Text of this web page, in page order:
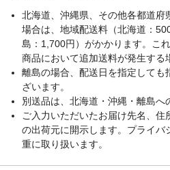
梱包サイズー高さ
（cm）
94
梱包サイズー縦
（cm）
47
梱包サイズー横
（cm）
クッション材
ウレタンフォ
ひじ掛け有無
有り
リクライニング機能
北海道、沖縄県、その他各都道府
場合は、地域配送料（北海道：
島：1,700円）がかかります。こ
商品において追加送料が発生する
離島の場合、配送日を指定しても
ざいます。
別送品は、北海道・沖縄・離島へ
ご入力いただいたお届け先名、
の出荷元に開示します。プライバ
重に取り扱います。